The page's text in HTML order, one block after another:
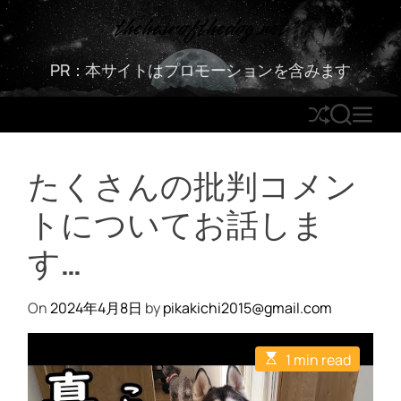
S
k
t
c
thehairofthedog.net
PR：本サイトはプロモーションを含みます
S
h
ff
e
S
E
R
C
M
E
U
たくさんの批判コメン
トについてお話しま
す…
On2024年4月8日 bypikakichi2015@gmail.com
E
s
t
1 min read